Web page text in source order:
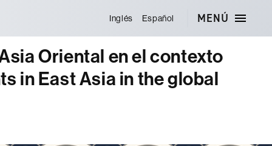
Inglés Español MENÚ
Oriental en el contexto
in East Asia in the global